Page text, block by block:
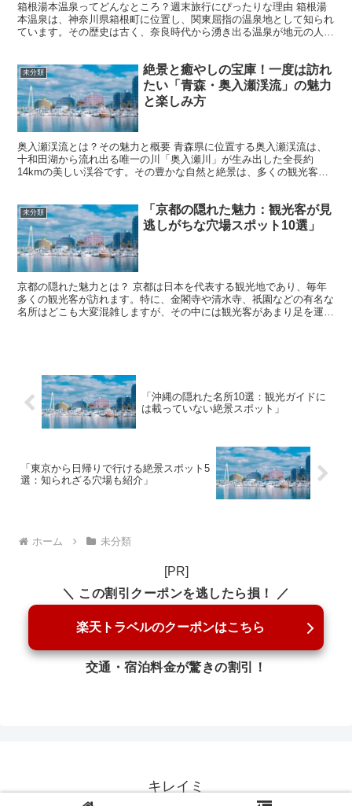
箱根湯本温泉ってどんなところ？週末旅行にぴったりな理由 箱根湯
本温泉は、神奈川県箱根町に位置し、関東屈指の温泉地として知られ
ています。その歴史は古く、奈良時代から湧き出る温泉が地元の人々
未分類
絶景と癒やしの宝庫！一度は訪れ
たい「青森・奥入瀬渓流」の魅力
と楽しみ方
奥入瀬渓流とは？その魅力と概要 青森県に位置する奥入瀬渓流は、
十和田湖から流れ出る唯一の川「奥入瀬川」が生み出した全長約
14kmの美しい渓谷です。その豊かな自然と絶景は、多くの観光客を
未分類
「京都の隠れた魅力：観光客が見
逃しがちな穴場スポット10選」
京都の隠れた魅力とは？ 京都は日本を代表する観光地であり、毎年
多くの観光客が訪れます。特に、金閣寺や清水寺、祇園などの有名な
名所はどこも大変混雑しますが、その中には観光客があまり足を運ば
「沖縄の隠れた名所10選：観光ガイドに
は載っていない絶景スポット」
「東京から日帰りで行ける絶景スポット5
選：知られざる穴場も紹介」
ホーム 未分類
[PR]
＼ この割引クーポンを逃したら損！ ／
楽天トラベルのクーポンはこちら
交通・宿泊料金が驚きの割引！
キレイミ